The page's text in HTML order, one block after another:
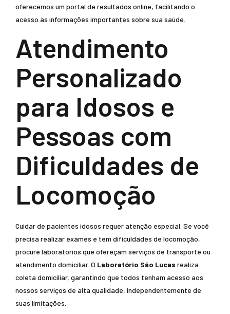
oferecemos um portal de resultados online, facilitando o
acesso às informações importantes sobre sua saúde.
Atendimento
Personalizado
para Idosos e
Pessoas com
Dificuldades de
Locomoção
Cuidar de pacientes idosos requer atenção especial. Se você
precisa realizar exames e tem dificuldades de locomoção,
procure laboratórios que ofereçam serviços de transporte ou
atendimento domiciliar. O Laboratório São Lucas realiza
coleta domiciliar, garantindo que todos tenham acesso aos
nossos serviços de alta qualidade, independentemente de
suas limitações.